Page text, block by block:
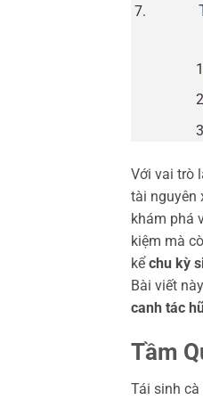
Với vai trò
tài nguyên
khám phá
kiệm mà
kểchu kỳ
Bài viết
canh tác
Tầm
Tái sinh